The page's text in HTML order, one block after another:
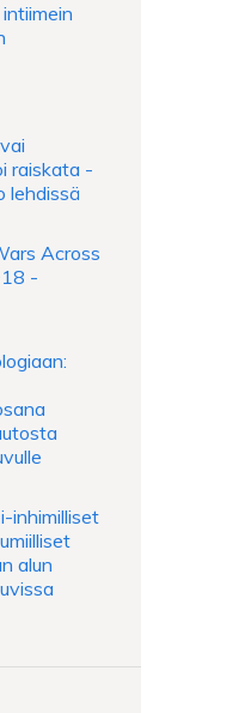
raiskata -
lehdissä
Across
-
inhimilliset
alun